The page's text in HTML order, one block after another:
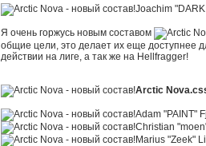
Joachim
Я очень горжусь новым составом
общие цели, это делает их еще доступнее
действии на лиге, а так же на Hellfragger!
Arctic
Adam "PAINT"
Christian
Marius "Zeek"